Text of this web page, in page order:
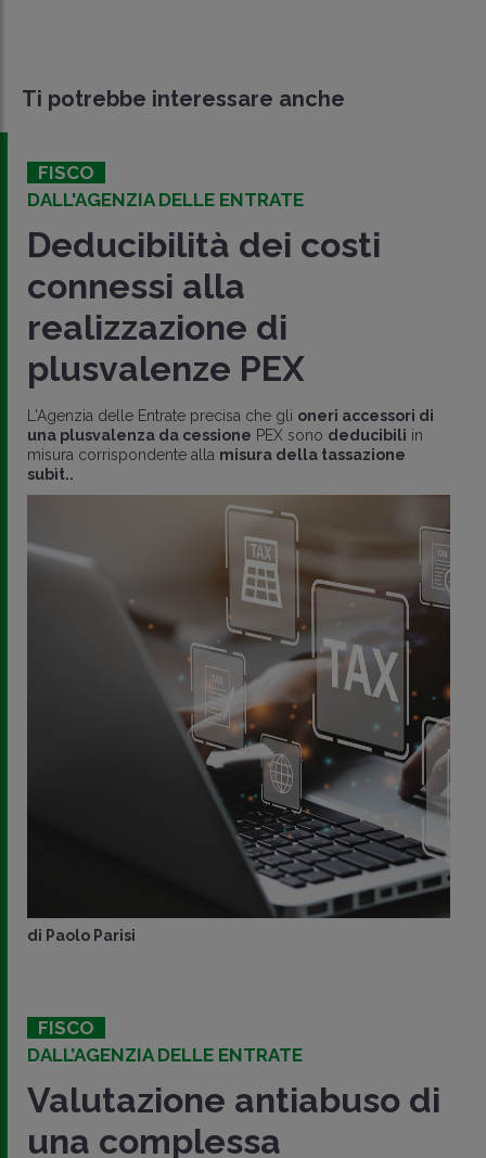
Ti potrebbe interessare anche
FISCO
DALL'AGENZIA DELLE ENTRATE
Deducibilità dei costi
connessi alla
realizzazione di
plusvalenze PEX
L'Agenzia delle Entrate precisa che gli oneri accessori di
una plusvalenza da cessione PEX sono deducibili in
misura corrispondente alla misura della tassazione
subìt..
di Paolo Parisi
FISCO
DALL’AGENZIA DELLE ENTRATE
Valutazione antiabuso di
una complessa